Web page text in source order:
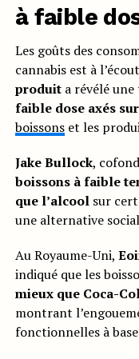
à faible
Les goûts des
cannabis est à
produita révélé une
faible dose axés
boissonset les
Jake Bullock,
boissons à faible
que l’alcoolsur
une alternative
Au Royaume-Uni,
indiqué que les
mieux que Coca-
montrant
fonctionnelles à